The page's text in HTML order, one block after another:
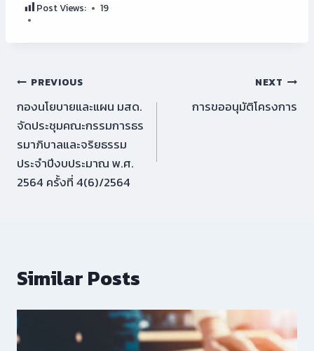
Post Views: 19
Post
navigation
PREVIOUS
กองนโยบายและแผน มสด.
จัดประชุมคณะกรรมการธร
รมาภิบาลและจริยธรรม
ประจำปีงบประมาณ พ.ศ.
2564 ครั้งที่ 4(6)/2564
NEXT
การขออนุมัติโครงการ
Similar Posts